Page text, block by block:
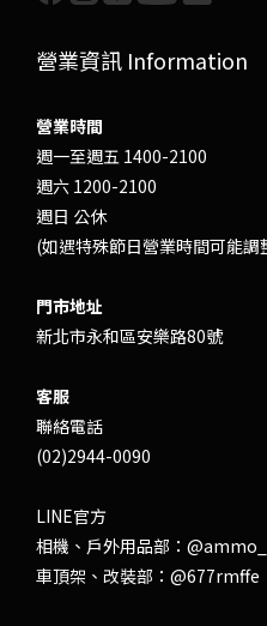
營業資訊 Information
營業時間
週一至週五 1400-2100
週六 1200-2100
週日 公休
(如遇特殊節日營業時間可能調
門市地址
新北市永和區安樂路80號
客服
聯絡電話
(02)2944-0090
LINE官方
相機、戶外用品部：
車頂架、改裝部： @677rmffe